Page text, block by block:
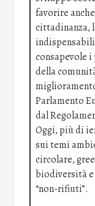
favorire
cittadinanza,
consapevole
della
Parlamento
dal
Oggi, più di
sui temi
circolare,
biodiversità
“non-rifiuti”.